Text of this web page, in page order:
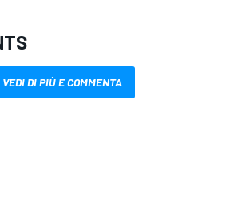
VEDI DI PIÙ E COMMENTA